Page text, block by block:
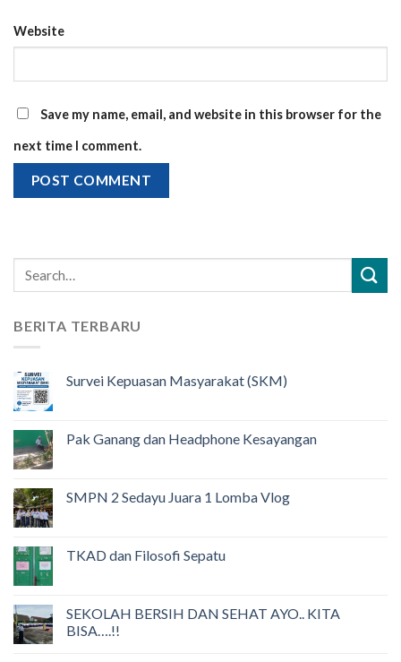
Website
Save my name, email, and website in this browser for the
next time I comment.
BERITA TERBARU
Survei Kepuasan Masyarakat (SKM)
Pak Ganang dan Headphone Kesayangan
SMPN 2 Sedayu Juara 1 Lomba Vlog
TKAD dan Filosofi Sepatu
SEKOLAH BERSIH DAN SEHAT AYO.. KITA
BISA….!!